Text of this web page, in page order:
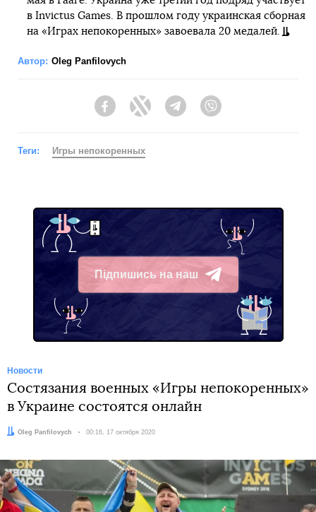
в Invictus Games. В прошлом году украинская сборная
на «Играх непокоренных» завоевала 20 медалей.
Автор: Oleg Panfilovych
FacebookTwitter Telegram
Теги: Игры непокоренных
Підпишись на наш
Telegram
Новости
Состязания военных «Игры непокоренных»
в Украине состоятся онлайн
Автор:
Oleg Panfilovych Дата:
00:16, 17 октября 2020